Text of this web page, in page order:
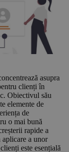
asupra
clienți în
Obiectivul său
elemente de
de
o mai bună
rapide a
a unor
este esențială